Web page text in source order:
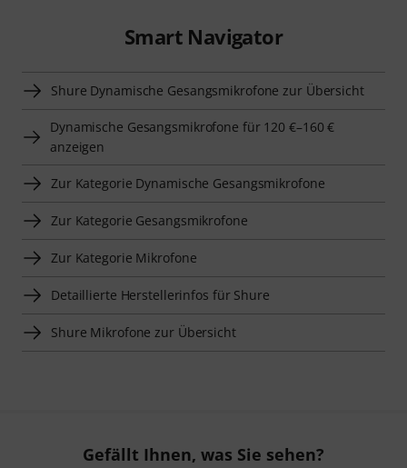
Smart Navigator
Shure Dynamische Gesangsmikrofone zur Übersicht
Dynamische Gesangsmikrofone für 120 €–160 €
anzeigen
Zur Kategorie Dynamische Gesangsmikrofone
Zur Kategorie Gesangsmikrofone
Zur Kategorie Mikrofone
Detaillierte Herstellerinfos für Shure
Shure Mikrofone zur Übersicht
Gefällt Ihnen, was Sie sehen?